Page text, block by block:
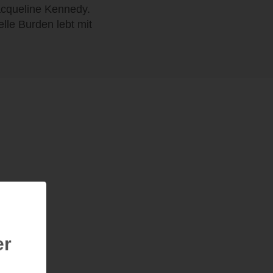
Kennedy.
Burden lebt mit